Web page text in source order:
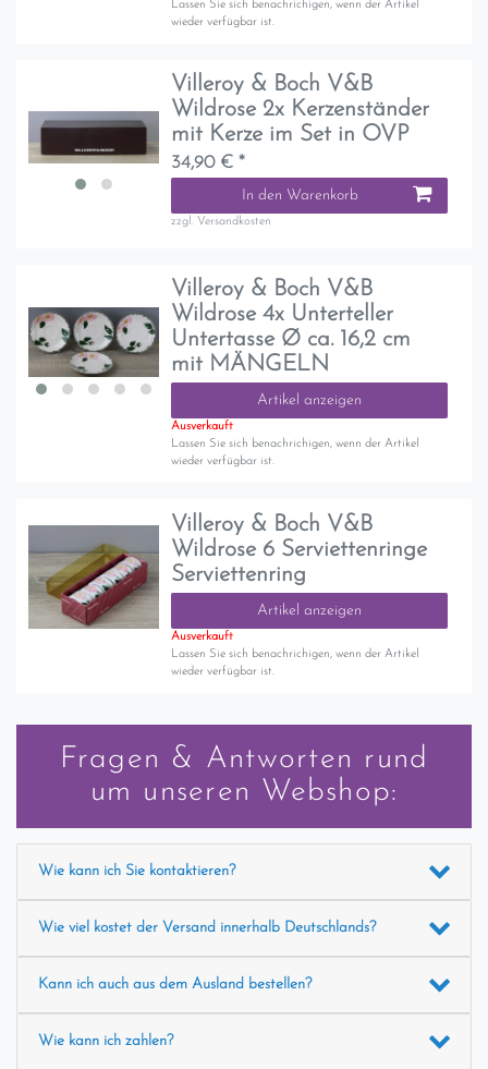
Lassen Sie sich benachrichigen, wenn der Artikel
wieder verfügbar ist.
Villeroy & Boch V&B
Wildrose 2x Kerzenständer
mit Kerze im Set in OVP
34,90 € *
In den Warenkorb
zzgl. Versandkosten
Villeroy & Boch V&B
Wildrose 4x Unterteller
Untertasse Ø ca. 16,2 cm
mit MÄNGELN
Artikel anzeigen
Ausverkauft
Lassen Sie sich benachrichigen, wenn der Artikel
wieder verfügbar ist.
Villeroy & Boch V&B
Wildrose 6 Serviettenringe
Serviettenring
Artikel anzeigen
Ausverkauft
Lassen Sie sich benachrichigen, wenn der Artikel
wieder verfügbar ist.
Fragen & Antworten rund
um unseren Webshop:
Wie kann ich Sie kontaktieren?
Wie viel kostet der Versand innerhalb Deutschlands?
Kann ich auch aus dem Ausland bestellen?
Wie kann ich zahlen?